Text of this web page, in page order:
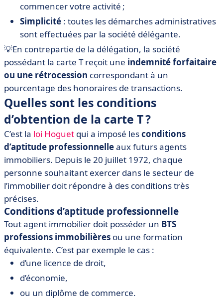
commencer votre activité ;
Simplicité : toutes les démarches administratives
sont effectuées par la société délégante.
💡En contrepartie de la délégation, la société
possédant la carte T reçoit une indemnité forfaitaire
ou une rétrocession correspondant à un
pourcentage des honoraires de transactions.
Quelles sont les conditions
d’obtention de la carte T ?
C’est la loi Hoguet qui a imposé lesconditions
d’aptitude professionnelleaux futurs agents
immobiliers. Depuis le 20 juillet 1972, chaque
personne souhaitant exercer dans le secteur de
l’immobilier doit répondre à des conditions très
précises.
Conditions d’aptitude professionnelle
Tout agent immobilier doit posséder un BTS
professions immobilières ou une formation
équivalente. C’est par exemple le cas :
d’une licence de droit,
d’économie,
ou un diplôme de commerce.